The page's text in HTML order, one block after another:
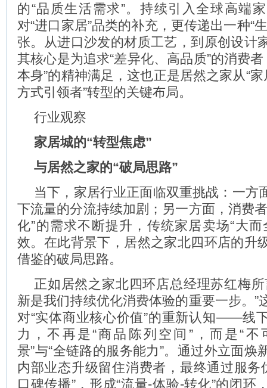
的“品质生活需求”。持续引入全球高端
对“进口家居”品类的补充，更传递出一种“
张。从进口沙发的材质工艺，到原创设计
其核心是为追求“差异化、高品质”的消费
本身”的精神满足，这也正是居然之家从“家
方式引领者”转型的关键布局。
行业观察
家居城的“转型焦虑”
与居然之家的“破局思路”
当下，家居行业正面临双重挑战：一方
下流量的分流持续加剧；另一方面，消费
化”的需求不断提升，传统家居卖场“大而
效。在此背景下，居然之家北四环店的升
借鉴的破局思路。
正如居然之家北四环店总经理苏红梅
新是我们持续优化消费体验的重要一步。”
对“实体商业核心价值”的重新认知——线
力，不再是“商品陈列空间”，而是“不
景”与“全链路的服务能力”。通过外立面焕
内部业态升级留住消费者，最终通过服务
口碑传播”，形成“流量-体验-转化”的闭环